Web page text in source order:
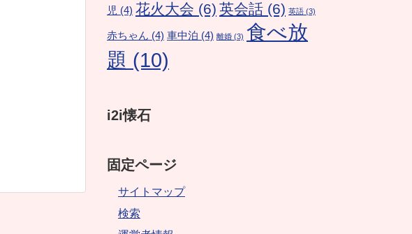
児 (4) 花火大会 (6) 英会話 (6) 英語 (3)
赤ちゃん (4) 車中泊 (4) 離婚 (3) 食べ放
題 (10)
i2i懐石
固定ページ
サイトマップ
検索